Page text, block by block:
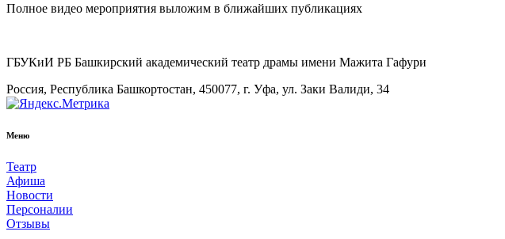
Полное видео мероприятия выложим в ближайших публикациях
ГБУКиИ РБ Башкирский академический театр драмы имени Мажита Гафури
Россия, Республика Башкортостан, 450077, г. Уфа, ул. Заки Валиди, 34
Меню
Театр
Афиша
Новости
Персоналии
Отзывы